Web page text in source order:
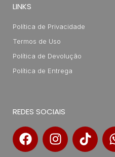
LINKS
Política de Privacidade
Termos de Uso
Política de Devolução
Política de Entrega
REDES SOCIAIS